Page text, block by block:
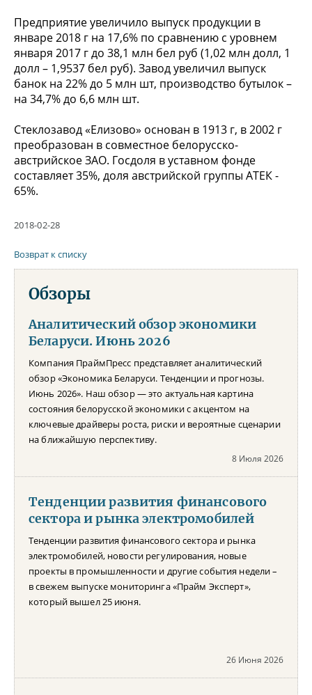
Предприятие увеличило выпуск продукции в
январе 2018 г на 17,6% по сравнению с уровнем
января 2017 г до 38,1 млн бел руб (1,02 млн долл, 1
долл – 1,9537 бел руб). Завод увеличил выпуск
банок на 22% до 5 млн шт, производство бутылок –
на 34,7% до 6,6 млн шт.
Стеклозавод «Елизово» основан в 1913 г, в 2002 г
преобразован в совместное белорусско-
австрийское ЗАО. Госдоля в уставном фонде
составляет 35%, доля австрийской группы АТЕК -
65%.
2018-02-28
Возврат к списку
Обзоры
Аналитический обзор экономики
Беларуси. Июнь 2026
Компания ПраймПресс представляет аналитический
обзор «Экономика Беларуси. Тенденции и прогнозы.
Июнь 2026». Наш обзор — это актуальная картина
состояния белорусской экономики с акцентом на
ключевые драйверы роста, риски и вероятные сценарии
на ближайшую перспективу.
8 Июля 2026
Тенденции развития финансового
сектора и рынка электромобилей
Тенденции развития финансового сектора и рынка
электромобилей, новости регулирования, новые
проекты в промышленности и другие события недели –
в свежем выпуске мониторинга «Прайм Эксперт»,
который вышел 25 июня.
26 Июня 2026